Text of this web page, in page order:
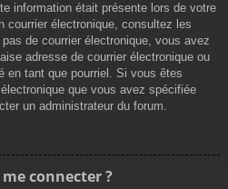
information était présente lors de votre
courrier électronique, consultez les
de courrier électronique, vous avez
adresse de courrier électronique ou
en tant que pourriel. Si vous êtes
que vous avez spécifiée
un administrateur du forum.
connecter ?